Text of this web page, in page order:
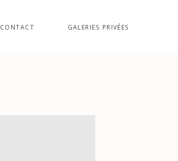
CONTACT GALERIES PRIVÉES